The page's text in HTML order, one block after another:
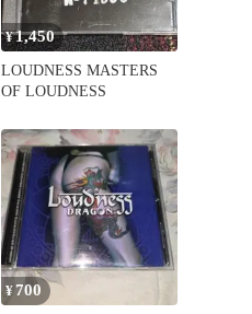
¥1,450
LOUDNESS MASTERS
OF LOUDNESS
¥ 700